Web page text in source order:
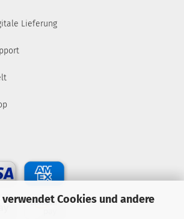
Cookies und andere
Lieferung